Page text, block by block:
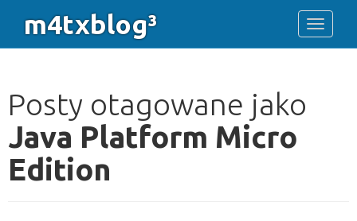
m4txblog³ Toggle
Posty otagowane jako
Java Platform Micro
Edition